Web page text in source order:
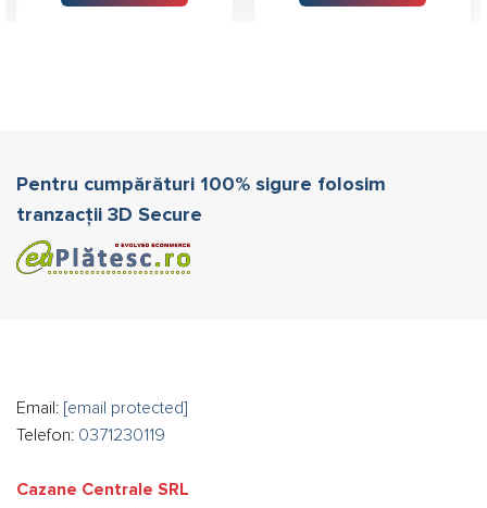
Pentru cumpărături 100% sigure folosim
tranzacții 3D Secure
Email: [email protected]
Telefon: 0371230119
Cazane Centrale SRL